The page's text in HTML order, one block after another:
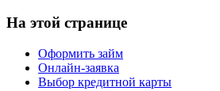
На этой странице
Оформить займ
Онлайн-заявка
Выбор кредитной карты